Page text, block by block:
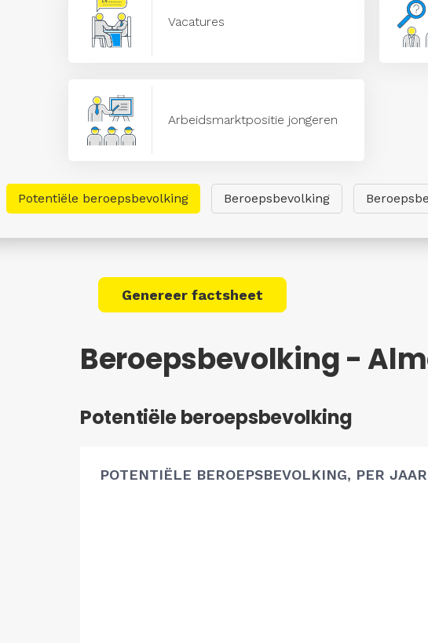
Vacatures
Arbeidsmarktpositie jongeren
Potentiële beroepsbevolking Beroepsbevolking
Genereer factsheet
Beroepsbevolking -
Potentiële beroepsbevolking
POTENTIËLE BEROEPSBEVOLKING, PER JAAR